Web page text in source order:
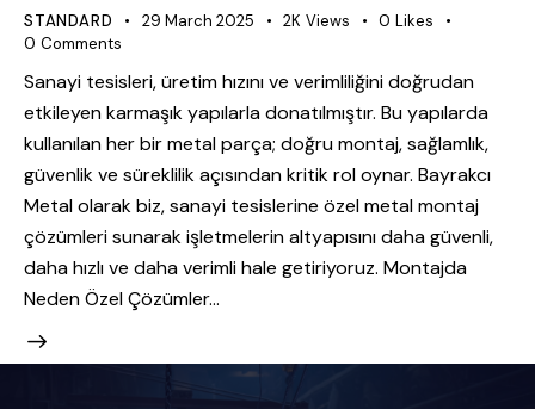
STANDARD 29 March 2025 2K Views 0 Likes
0 Comments
Sanayi tesisleri, üretim hızını ve verimliliğini doğrudan
etkileyen karmaşık yapılarla donatılmıştır. Bu yapılarda
kullanılan her bir metal parça; doğru montaj, sağlamlık,
güvenlik ve süreklilik açısından kritik rol oynar. Bayrakcı
Metal olarak biz, sanayi tesislerine özel metal montaj
çözümleri sunarak işletmelerin altyapısını daha güvenli,
daha hızlı ve daha verimli hale getiriyoruz. Montajda
Neden Özel Çözümler…